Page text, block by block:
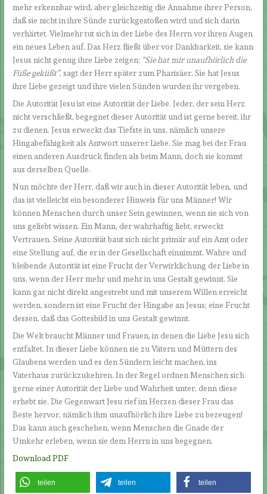
mehr erkennbar wird, aber gleichzeitig die Annahme ihrer Person,
daß sie nicht in ihre Sünde zurückgestoßen wird und sich darin
verhärtet. Vielmehr tut sich in der Liebe des Herrn vor ihren Augen
ein neues Leben auf. Das Herz fließt über vor Dankbarkeit, sie kann
Jesus nicht genug ihre Liebe zeigen: “Sie hat mir unaufhörlich die
Füße geküßt”, sagt der Herr später zum Pharisäer. Sie hat Jesus
ihre Liebe gezeigt und ihre vielen Sünden wurden ihr vergeben.
Die Autorität Jesu ist eine Autorität der Liebe. Jeder, der sein Herz
nicht verschließt, begegnet dieser Autorität und ist gerne bereit, ihr
zu dienen. Jesus erweckt das Tiefste in uns, nämlich unsere
Hingabefähigkeit als Antwort unserer Liebe. Sie mag bei der Frau
einen anderen Ausdruck finden als beim Mann, doch sie kommt
aus derselben Quelle.
Nun möchte der Herr, daß wir auch in dieser Autorität leben, und
das ist vielleicht ein besonderer Hinweis für uns Männer! Wir
können Menschen durch unser Sein gewinnen, wenn sie sich von
uns geliebt wissen. Ein Mann, der wahrhaftig liebt, erweckt
Vertrauen. Seine Autorität baut sich nicht primär auf ein Amt oder
eine Stellung auf, die er in der Gesellschaft einnimmt. Wahre und
bleibende Autorität ist eine Frucht der Verwirklichung der Liebe in
uns, wenn der Herr mehr und mehr in uns Gestalt gewinnt. Sie
kann gar nicht direkt angestrebt und mit unserem Willen erreicht
werden, sondern ist eine Frucht der Hingabe an Jesus; eine Frucht
dessen, daß das Gottesbild in uns Gestalt gewinnt.
Die Welt braucht Männer und Frauen, in denen die Liebe Jesu sich
entfaltet. In dieser Liebe können sie zu Vätern und Müttern des
Glaubens werden und es den Sündern leicht machen, ins
Vaterhaus zurückzukehren. In der Regel ordnen Menschen sich
gerne einer Autorität der Liebe und Wahrheit unter, denn diese
erhebt sie. Die Gegenwart Jesu rief im Herzen dieser Frau das
Beste hervor, nämlich ihm unaufhörlich ihre Liebe zu bezeugen!
Das kann auch geschehen, wenn Menschen die Gnade der
Umkehr erleben, wenn sie dem Herrn in uns begegnen.
Download PDF
teilen teilen teilen